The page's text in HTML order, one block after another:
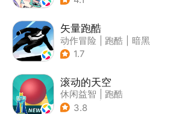
矢量跑酷
动作冒险 跑酷
暗黑
| 通关
1.7
滚动的天空
休闲益智
跑酷
| 女性向
3.8